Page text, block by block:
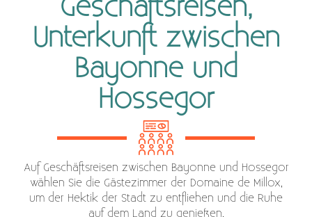
Geschäftsreisen,
Unterkunft zwischen
Bayonne und
Hossegor
Auf Geschäftsreisen zwischen Bayonne und Hossegor
wählen Sie die Gästezimmer der Domaine de Millox,
um der Hektik der Stadt zu entfliehen und die Ruhe
auf dem Land zu genießen.